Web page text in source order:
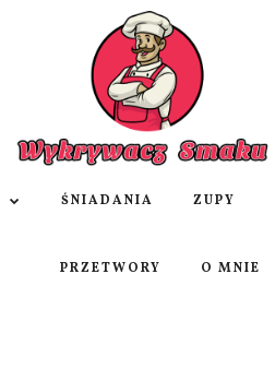
ŚNIADANIA ZUPY
PRZETWORY O MNIE